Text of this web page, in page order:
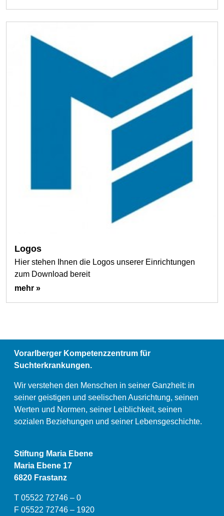
Logos
Hier stehen Ihnen die Logos unserer Einrichtungen
zum Download bereit
mehr »
Vorarlberger Kompetenzzentrum für
Suchterkrankungen.
Wir verstehen den Menschen in seiner Ganzheit: in
seiner geistigen und seelischen Ausrichtung, seinen
Werten und Normen, seiner Leiblichkeit, seinen
sozialen Beziehungen und seiner Lebensgeschichte.
Stiftung Maria Ebene
Maria Ebene 17
6820 Frastanz
T 05522 72746 – 0
F 05522 72746 – 1920